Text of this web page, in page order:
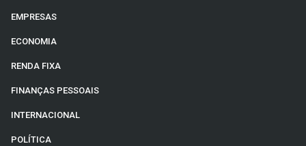
EMPRESAS
ECONOMIA
RENDA FIXA
FINANÇAS PESSOAIS
INTERNACIONAL
POLÍTICA